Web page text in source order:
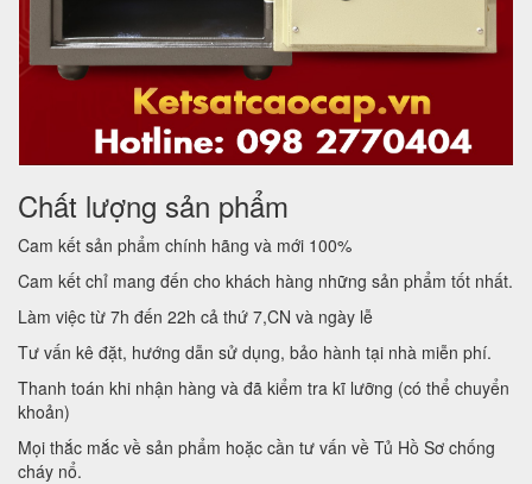
Chất lượng sản phẩm
Cam kết sản phẩm chính hãng và mới 100%
Cam kết chỉ mang đến cho khách hàng những sản phẩm tốt nhất.
Làm việc từ 7h đến 22h cả thứ 7,CN và ngày lễ
Tư vấn kê đặt, hướng dẫn sử dụng, bảo hành tại nhà miễn phí.
Thanh toán khi nhận hàng và đã kiểm tra kĩ lưỡng (có thể chuyển
khoản)
Mọi thắc mắc về sản phẩm hoặc cần tư vấn về Tủ Hồ Sơ chống
cháy nổ.